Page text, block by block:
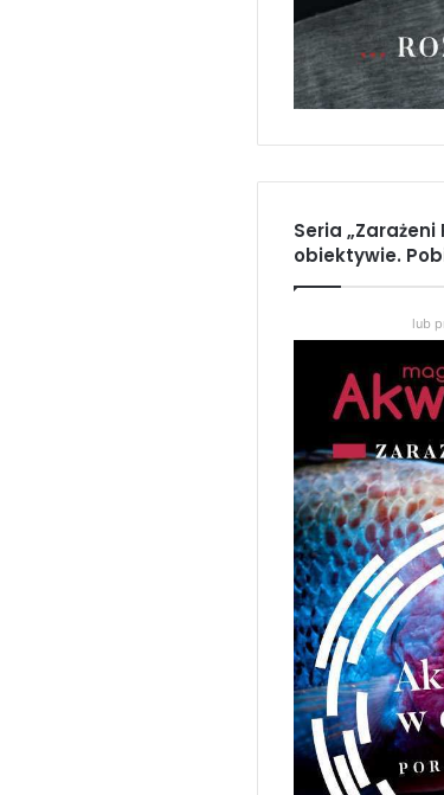
Seria
obiektywie.
lub